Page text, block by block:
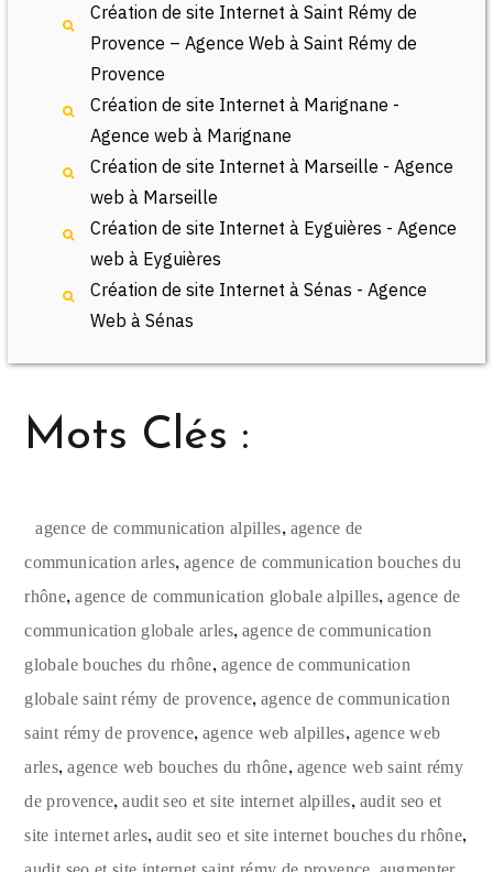
Création de site Internet à Saint Rémy de
Provence – Agence Web à Saint Rémy de
Provence
Création de site Internet à Marignane -
Agence web à Marignane
Création de site Internet à Marseille - Agence
web à Marseille
Création de site Internet à Eyguières - Agence
web à Eyguières
Création de site Internet à Sénas - Agence
Web à Sénas
Mots Clés :
agence de communication alpilles, agence de
communication arles,agence de communication bouches du
rhône,agence de communication globale alpilles,agence de
communication globale arles, agence de communication
globale bouches du rhône, agence de communication
globale saint rémy de provence, agence de communication
saint rémy de provence,agence web alpilles, agence web
arles,agence web bouches du rhône, agence web saint rémy
de provence,audit seo et site internet alpilles, audit seo et
site internet arles,audit seo et site internet bouches du rhône,